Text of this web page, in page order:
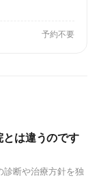
予約不要
は違うのです
診断や治療方針を独